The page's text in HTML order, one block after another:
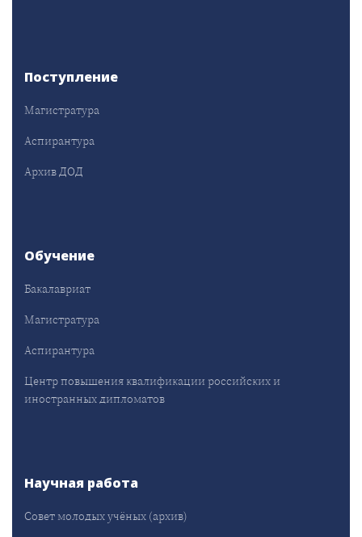
Поступление
Магистратура
Аспирантура
Архив ДОД
Обучение
Бакалавриат
Магистратура
Аспирантура
Центр повышения квалификации российских и
иностранных дипломатов
Научная работа
Совет молодых учёных (архив)